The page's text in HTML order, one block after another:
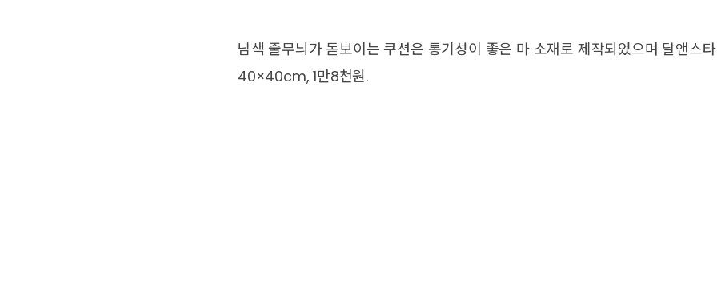
남색 줄무늬가 돋보이는 쿠션은 통기성이 좋은 마 소재로 제작되었으며 달앤스
40×40cm, 1만8천원.